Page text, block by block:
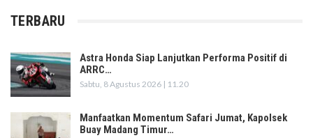
TERBARU
Astra Honda Siap Lanjutkan Performa Positif di
ARRC…
Sabtu, 8 Agustus 2026 | 11.20
Manfaatkan Momentum Safari Jumat, Kapolsek
Buay Madang Timur…